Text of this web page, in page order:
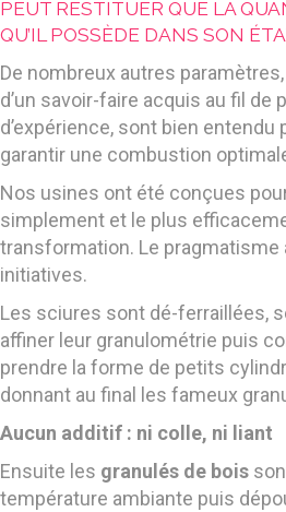
PEUT RESTITUER QUE LA
QU’IL POSSÈDE DANS SON
De nombreux autres
d’un savoir-faire acquis au fil de
d’expérience, sont bien
garantir une combustion
Nos usines ont été conçues
simplement et le plus
transformation. Le pragmatisme
initiatives.
Les sciures sont dé-ferraillées,
affiner leur granulométrie puis
prendre la forme de petits
donnant au final les fameux
Aucun additif : ni colle, ni liant
Ensuite les granulés de bois
température ambiante puis